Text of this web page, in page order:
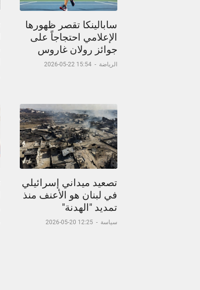
سابالينكا تقصر ظهورها
الإعلامي احتجاجاً على
جوائز رولان غاروس
الرياضة -
15:54 22-05-2026
تصعيد ميداني إسرائيلي
في لبنان هو الأعنف منذ
تمديد "الهدنة"
سياسة -
12:25 20-05-2026